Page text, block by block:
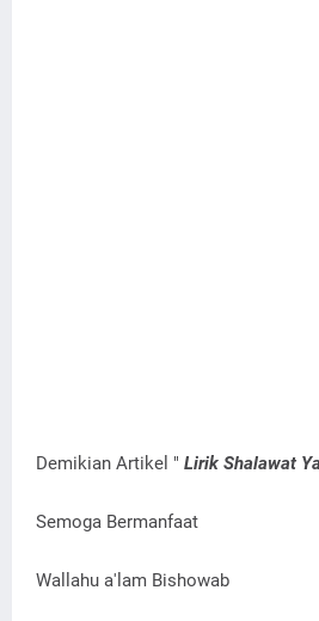
Demikian Artikel " Lirik Shalawat
Semoga Bermanfaat
Wallahu a'lam Bishowab